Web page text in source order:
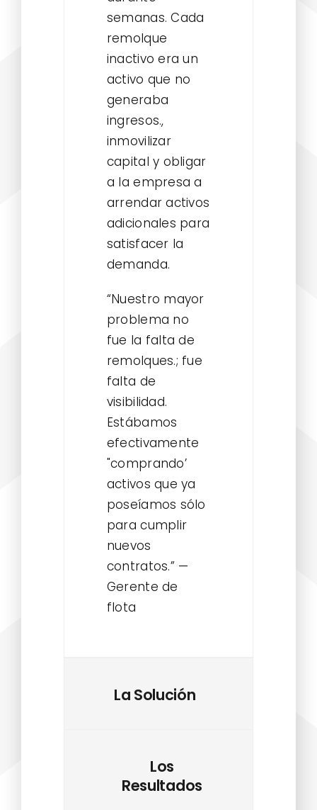
semanas. Cada
remolque
inactivo era un
activo que no
generaba
ingresos.,
inmovilizar
capital y obligar
a la empresa a
arrendar activos
adicionales para
satisfacer la
demanda.
“Nuestro mayor
problema no
fue la falta de
remolques.; fue
falta de
visibilidad.
Estábamos
efectivamente
"comprando’
activos que ya
poseíamos sólo
para cumplir
nuevos
contratos.” —
Gerente de
flota
La Solución
Los
Resultados